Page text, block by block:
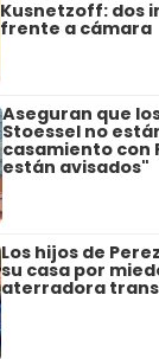
Kusnetzoff: dos
frente a cámara
Aseguran que
Stoessel no
casamiento con
están avisados"
Los hijos de
su casa por
aterradora